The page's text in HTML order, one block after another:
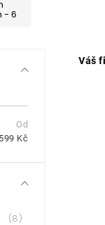
- 6
599 Kč
8
Váš